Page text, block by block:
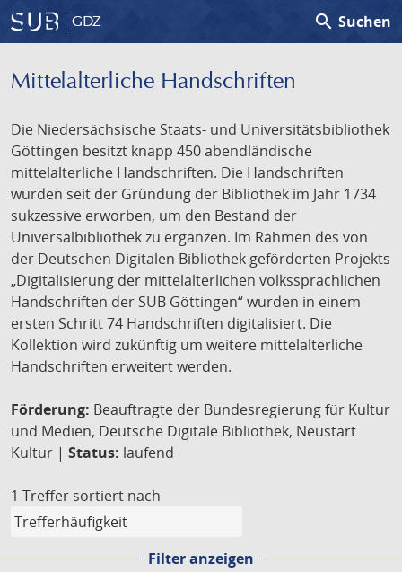
GDZ search Suchen
Mittelalterliche Handschriften
Die Niedersächsische Staats- und Universitätsbibliothek
Göttingen besitzt knapp 450 abendländische
mittelalterliche Handschriften. Die Handschriften
wurden seit der Gründung der Bibliothek im Jahr 1734
sukzessive erworben, um den Bestand der
Universalbibliothek zu ergänzen. Im Rahmen des von
der Deutschen Digitalen Bibliothek geförderten Projekts
„Digitalisierung der mittelalterlichen volkssprachlichen
Handschriften der SUB Göttingen“ wurden in einem
ersten Schritt 74 Handschriften digitalisiert. Die
Kollektion wird zukünftig um weitere mittelalterliche
Handschriften erweitert werden.
Förderung: Beauftragte der Bundesregierung für Kultur
und Medien, Deutsche Digitale Bibliothek, Neustart
Kultur | Status: laufend
1 Treffer sortiert nach
Filter anzeigen